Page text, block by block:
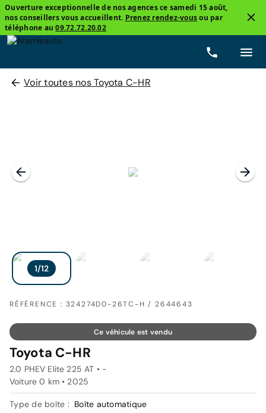
Ouverture exceptionnelle de nos agences ce samedi 15 août,
nos conseillers vous accueillent. Prenez rendez-vousou par
téléphone au09.72.72.20.02
Voir toutes nos Toyota C-HR
RÉFÉRENCE : 324274D0-26TC-H / 2644643
Ce véhicule est vendu
Toyota C-HR
2.0 PHEV Elite 225 AT • -
Voiture 0 km • 2025
Type de boîte : Boîte automatique